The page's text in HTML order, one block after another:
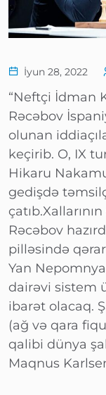
İyun 28, 2022
“Neftçi İdman
Rəcəbov
olunan
keçirib. O, IX
Hikaru
gedişdə
Rəcəbov
pilləsində
Yan
dairəvi sistem
ibarət olacaq.
(ağ və qara
qalibi dünya
Maqnus